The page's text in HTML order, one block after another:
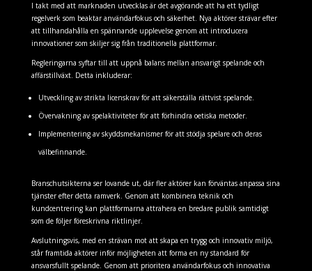
I takt med att marknaden utvecklas är det avgörande att ha ett tydligt
regelverk som beaktar användarfokus och säkerhet. Nya aktörer strävar efter
att tillhandahålla en spännande upplevelse genom att introducera
innovationer som skiljer sig från traditionella plattformar.
Regleringarna syftar till att uppnå balans mellan ansvarigt spelande och
affärstillväxt. Detta inkluderar:
Utveckling av strikta licenskrav för att säkerställa rättvist spelande.
Övervakning av spelaktiviteter för att förhindra oetiska metoder.
Implementering av skyddsmekanismer för att stödja spelare och deras
välbefinnande.
Branschutsikterna ser lovande ut, där fler aktörer kan förväntas anpassa sina
tjänster efter detta ramverk. Genom att kombinera teknik och
kundcentrering kan plattformarna attrahera en bredare publik samtidigt
som de följer föreskrivna riktlinjer.
Avslutningsvis, med en strävan mot att skapa en trygg och innovativ miljö,
står framtida aktörer inför möjligheten att forma en ny standard för
ansvarsfullt spelande. Genom att prioritera användarfokus och innovativa